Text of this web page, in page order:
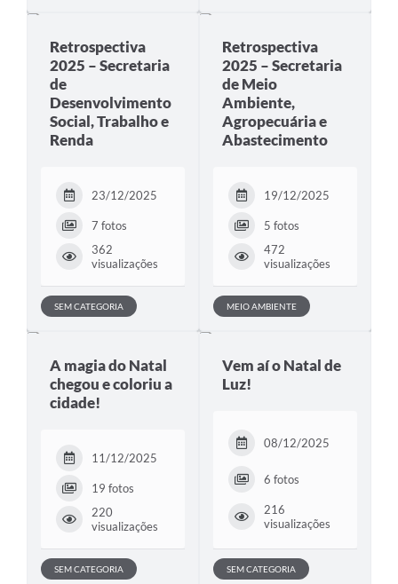
Retrospectiva
2025 – Secretaria
de
Desenvolvimento
Social, Trabalho e
Renda
23/12/2025
7 fotos
362
visualizações
SEM CATEGORIA
Retrospectiva
2025 – Secretaria
de Meio
Ambiente,
Agropecuária e
Abastecimento
19/12/2025
5 fotos
472
visualizações
MEIO AMBIENTE
A magia do Natal
chegou e coloriu a
cidade!
11/12/2025
19 fotos
220
visualizações
SEM CATEGORIA
Vem aí o Natal de
Luz!
08/12/2025
6 fotos
216
visualizações
SEM CATEGORIA